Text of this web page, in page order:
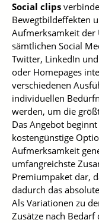
Social clips
Bewegtbildeffekten
Aufmerksamkeit der
sämtlichen Social
Twitter, LinkedIn
oder Homepages
verschiedenen
individuellen
werden, um die
Das Angebot
kostengünstige
Aufmerksamkeit
umfangreichste
Premiumpaket dar,
dadurch das
Als Variationen zu
Zusätze nach